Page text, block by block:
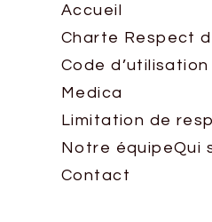
Accueil
Charte Respect
Code
Medica
Limitation de
Notre équipeQui
Contact